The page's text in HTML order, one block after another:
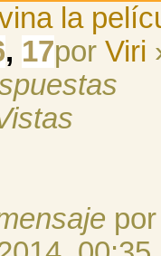
la
, 17porViri